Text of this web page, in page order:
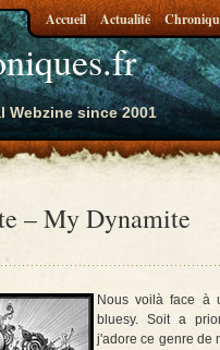
Webzine since 2001
Accueil Actualité
– My Dynamite
Nous voilà face à
bluesy. Soit a
j'adore ce genre de